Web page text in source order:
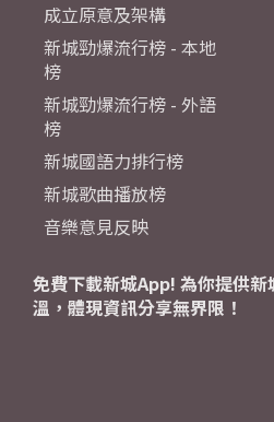
成立原意及架構
新城勁爆流行榜 - 本地
榜
新城勁爆流行榜 - 外語
榜
新城國語力排行榜
新城歌曲播放榜
音樂意見反映
免費下載新城App! 為你提供
溫，體現資訊分享無界限！